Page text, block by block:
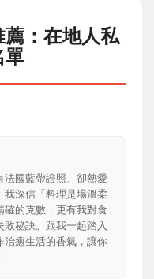
：在地人私
單
法國藍帶證照、卻熱愛
我深信「料理是場溫柔
確的克數，更有我對食
秘訣。跟我一起踏入
治癒生活的香氣，讓你